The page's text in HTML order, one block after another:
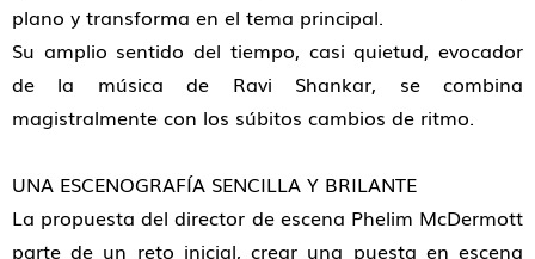
plano y transforma en el tema principal.
Su amplio sentido del tiempo, casi quietud, evocador
de la música de Ravi Shankar, se combina
magistralmente con los súbitos cambios de ritmo.
UNA ESCENOGRAFÍA SENCILLA Y BRILANTE
La propuesta del director de escena Phelim McDermott
parte de un reto inicial, crear una puesta en escena